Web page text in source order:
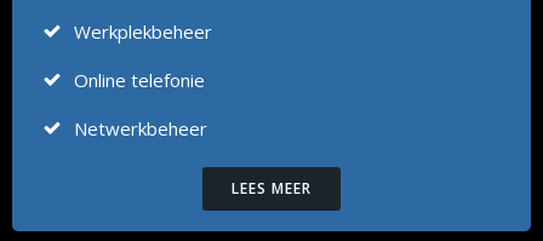
Werkplekbeheer
Online telefonie
Netwerkbeheer
LEES MEER